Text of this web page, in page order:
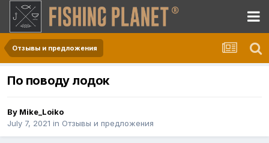
Отзывы и предложения
По поводу лодок
By Mike_Loiko
July 7, 2021 in Отзывы и предложения